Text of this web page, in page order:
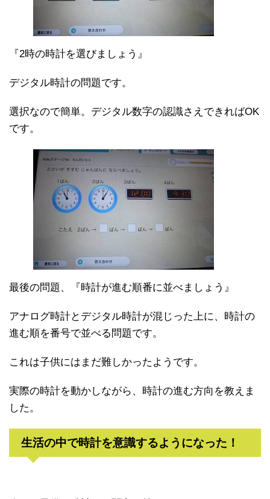
『2時の時計を選びましょう』
デジタル時計の問題です。
選択なので簡単。デジタル数字の認識さえできればOK
です。
最後の問題、『時計が進む順番に並べましょう』
アナログ時計とデジタル時計が混じった上に、時計の
進む順を番号で並べる問題です。
これは子供にはまだ難しかったようです。
実際の時計を動かしながら、時計の進む方向を教えま
した。
生活の中で時計を意識するようになった！